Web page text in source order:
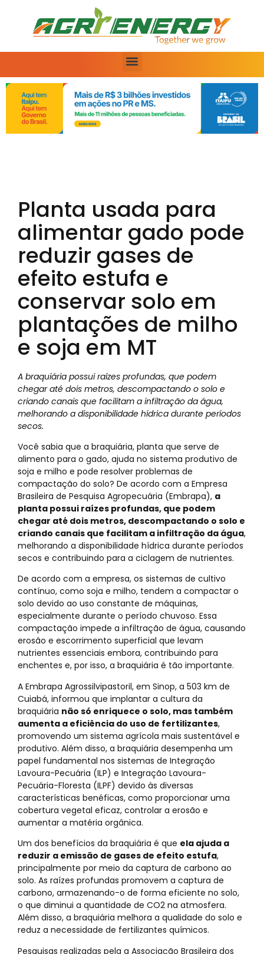
Planta usada para
alimentar gado pode
reduzir gases de
efeito estufa e
conservar solo em
plantações de milho
e soja em MT
A braquiária possui raízes profundas, que podem
chegar até dois metros, descompactando o solo e
criando canais que facilitam a infiltração da água,
melhorando a disponibilidade hídrica durante períodos
secos.
Você sabia que a braquiária, planta que serve de
alimento para o gado, ajuda no sistema produtivo de
soja e milho e pode resolver problemas de
compactação do solo? De acordo com a Empresa
Brasileira de Pesquisa Agropecuária (Embrapa), a
planta possui raízes profundas, que podem
chegar até dois metros, descompactando o solo e
criando canais que facilitam a infiltração da água,
melhorando a disponibilidade hídrica durante períodos
secos e contribuindo para a ciclagem de nutrientes.
De acordo com a empresa, os sistemas de cultivo
contínuo, como soja e milho, tendem a compactar o
solo devido ao uso constante de máquinas,
especialmente durante o período chuvoso. Essa
compactação impede a infiltração de água, causando
erosão e escorrimento superficial que levam
nutrientes essenciais embora, contribuindo para
enchentes e, por isso, a braquiária é tão importante.
A Embrapa Agrossilvipastoril, em Sinop, a 503 km de
Cuiabá, informou que implantar a cultura da
braquiária não só enriquece o solo, mas também
aumenta a eficiência do uso de fertilizantes,
promovendo um sistema agrícola mais sustentável e
produtivo. Além disso, a braquiária desempenha um
papel fundamental nos sistemas de Integração
Lavoura-Pecuária (ILP) e Integração Lavoura-
Pecuária-Floresta (ILPF) devido às diversas
características benéficas, como proporcionar uma
cobertura vegetal eficaz, controlar a erosão e
aumentar a matéria orgânica.
Um dos benefícios da braquiária é que ela ajuda a
reduzir a emissão de gases de efeito estufa,
principalmente por meio da captura de carbono ao
solo. As raízes profundas promovem a captura de
carbono, armazenando-o de forma eficiente no solo,
o que diminui a quantidade de CO2 na atmosfera.
Além disso, a braquiária melhora a qualidade do solo e
reduz a necessidade de fertilizantes químicos.
Pesquisas realizadas pela a Associação Brasileira dos